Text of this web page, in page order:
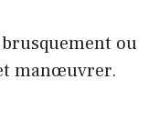
ou
manœuvrer.